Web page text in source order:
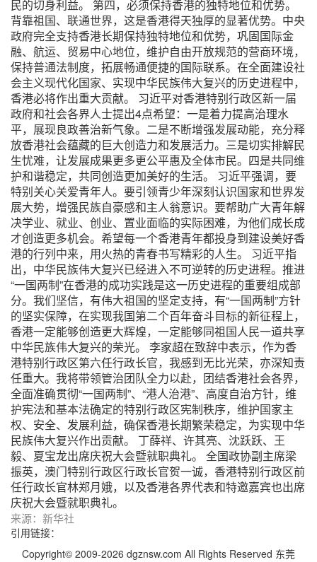
民的切身利益。
第四，必须保持香港的独特地位和优势。
背靠祖国、联通世界，这是香港得天独厚的显著优势。中央
政府完全支持香港长期保持独特地位和优势，巩固国际金
融、航运、贸易中心地位，维护自由开放规范的营商环境，
保持普通法制度，拓展畅通便捷的国际联系。在全面建设社
会主义现代化国家、实现中华民族伟大复兴的历史进程中，
香港必将作出重大贡献。
习近平对香港特别行政区新一届
政府和社会各界人士提出4点希望：一是着力提高治理水
平，展现良政善治新气象。二是不断增强发展动能，充分释
放香港社会蕴藏的巨大创造力和发展活力。三是切实排解民
生忧难，让发展成果更多更公平惠及全体市民。四是共同维
护和谐稳定，共同创造更加美好的生活。
习近平强调，要
特别关心关爱青年人。要引领青少年深刻认识国家和世界发
展大势，增强民族自豪感和主人翁意识。要帮助广大青年解
决学业、就业、创业、置业面临的实际困难，为他们成长成
才创造更多机会。希望每一个香港青年都投身到建设美好香
港的行列中来，用火热的青春书写精彩的人生。
习近平指
出，中华民族伟大复兴已经进入不可逆转的历史进程。推进
“一国两制”在香港的成功实践是这一历史进程的重要组成部
分。我们坚信，有伟大祖国的坚定支持，有“一国两制”方针
的坚实保障，在实现我国第二个百年奋斗目标的新征程上，
香港一定能够创造更大辉煌，一定能够同祖国人民一道共享
中华民族伟大复兴的荣光。
李家超在致辞中表示，作为香
港特别行政区第六任行政长官，我感到无比光荣，亦深知责
任重大。我将带领管治团队全力以赴，团结香港社会各界，
全面准确贯彻“一国两制”、“港人治港”、高度自治方针，维
护宪法和基本法确定的特别行政区宪制秩序，维护国家主
权、安全、发展利益，确保香港长期繁荣稳定，为实现中华
民族伟大复兴作出贡献。
丁薛祥、许其亮、沈跃跃、王
毅、夏宝龙出席庆祝大会暨就职典礼。
全国政协副主席梁
振英，澳门特别行政区行政长官贺一诚，香港特别行政区前
任行政长官林郑月娥，以及香港各界代表和特邀嘉宾也出席
庆祝大会暨就职典礼。
来源：新华社
引用链接：
Copyright© 2009-2026 dgznsw.com All Rights Reserved 东莞